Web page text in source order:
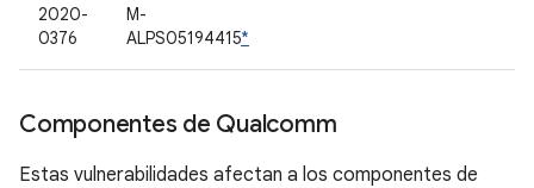
2020-
0376
M-
ALPS05194415*
Componentes de Qualcomm
Estas vulnerabilidades afectan a los componentes de